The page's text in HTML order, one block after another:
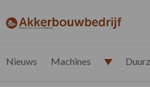
de
de
de
de
akkerbouwbedrijf.nl
Nieuws Machines